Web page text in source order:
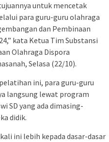
untuk mencetak
para guru-guru olahraga
dan Pembinaan
kata Ketua Tim Substansi
Olahraga Dispora
Selasa (22/10).
ini, para guru-guru
langsung lewat program
SD yang ada dimasing-
didik.
ini lebih kepada dasar-dasar